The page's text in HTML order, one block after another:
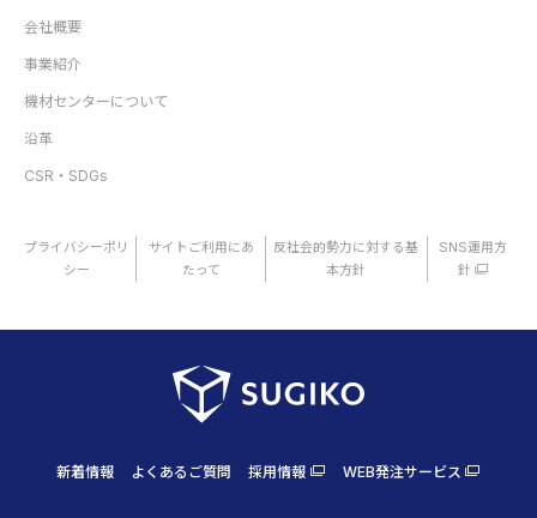
会社概要
事業紹介
機材センターについて
沿革
CSR・SDGs
プライバシーポリ
シー
サイトご利用にあ
たって
反社会的勢力に対する基
本方針
SNS運用方
針
新着情報 よくあるご質問 採用情報 WEB発注サービス